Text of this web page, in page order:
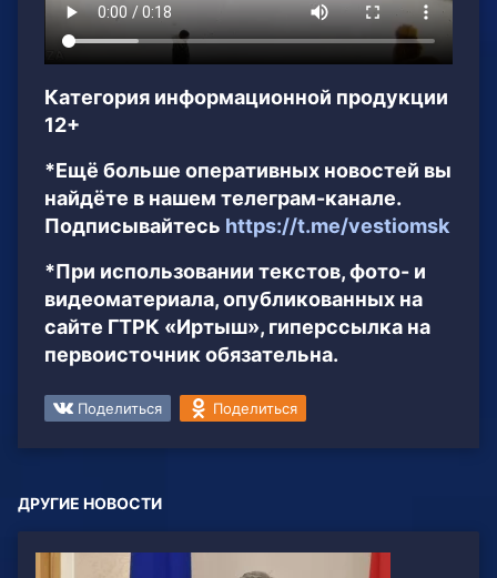
Категория информационной продукции
12+
*Ещё больше оперативных новостей вы
найдёте в нашем телеграм-канале.
Подписывайтесь https://t.me/vestiomsk
*При использовании текстов, фото- и
видеоматериала, опубликованных на
сайте ГТРК «Иртыш», гиперссылка на
первоисточник обязательна.
Поделиться Поделиться
ДРУГИЕ НОВОСТИ